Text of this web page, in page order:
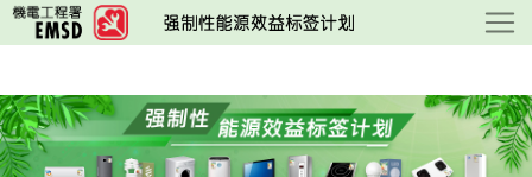
跳
至
要
内
容